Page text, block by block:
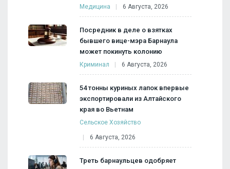
Медицина 6 Августа, 2026
Посредник в деле о взятках
бывшего вице-мэра Барнаула
может покинуть колонию
Криминал 6 Августа, 2026
54 тонны куриных лапок впервые
экспортировали из Алтайского
края во Вьетнам
Сельское Хозяйство
6 Августа, 2026
Треть барнаульцев одобряет